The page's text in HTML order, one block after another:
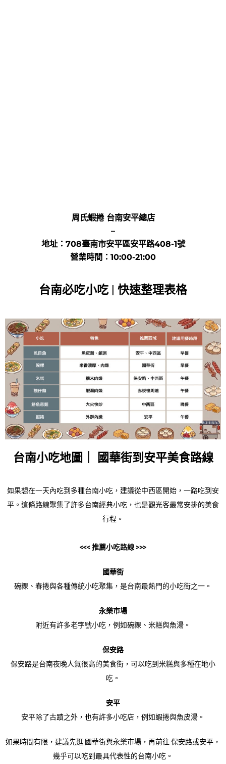
周氏蝦捲 台南安平總店
–
地址：708臺南市安平區安平路408-1號
營業時間：10:00-21:00
台南必吃小吃 | 快速整理表格
台南小吃地圖｜ 國華街到安平美食路線
如果想在一天內吃到多種台南小吃，建議從中西區開始，一路吃到安
平。這條路線聚集了許多台南經典小吃，也是觀光客最常安排的美食
行程。
<<< 推薦小吃路線 >>>
國華街
碗粿、春捲與各種傳統小吃聚集，是台南最熱門的小吃街之一。
永樂市場
附近有許多老字號小吃，例如碗粿、米糕與魚湯。
保安路
保安路是台南夜晚人氣很高的美食街，可以吃到米糕與多種在地小
吃。
安平
安平除了古蹟之外，也有許多小吃店，例如蝦捲與魚皮湯。
如果時間有限，建議先逛 國華街與永樂市場，再前往 保安路或安平，
幾乎可以吃到最具代表性的台南小吃。